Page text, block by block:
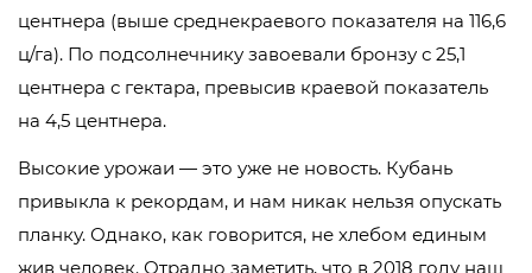
центнера (выше среднекраевого показателя на 116,6
ц/га). По подсолнечнику завоевали бронзу с 25,1
центнера с гектара, превысив краевой показатель
на 4,5 центнера.
Высокие урожаи — это уже не новость. Кубань
привыкла к рекордам, и нам никак нельзя опускать
планку. Однако, как говорится, не хлебом единым
жив человек. Отрадно заметить, что в 2018 году наш